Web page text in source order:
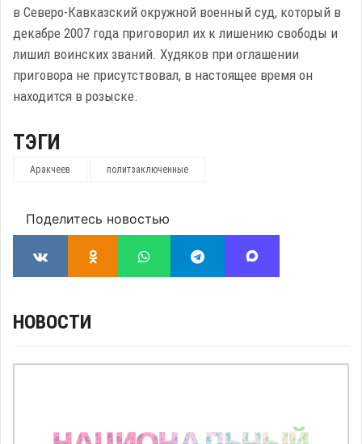
в Северо-Кавказский окружной военный суд, который в
декабре 2007 года приговорил их к лишению свободы и
лишил воинских званий. Худяков при оглашении
приговора не присутствовал, в настоящее время он
находится в розыске.
ТЭГИ
Аракчеев политзаключенные
Поделитесь новостью
НОВОСТИ